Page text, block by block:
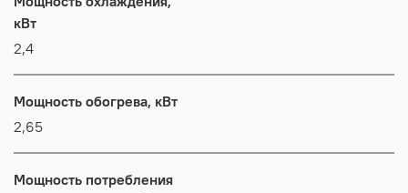
кВт
2,4
Мощность обогрева, кВт
2,65
Мощность потребления